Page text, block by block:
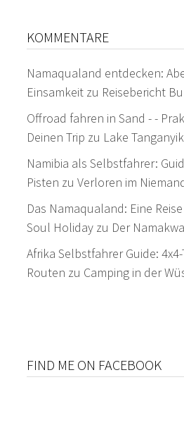
KOMMENTARE
Namaqualand entdecken:
Einsamkeit zu Reisebericht
Offroad fahren in Sand - -
Deinen Trip zu Lake
Namibia als Selbstfahrer:
Pisten zuVerloren im
Das Namaqualand: Eine
Soul Holiday zu Der
Afrika Selbstfahrer Guide:
Routen zu Camping in der
FIND ME ON FACEBOOK